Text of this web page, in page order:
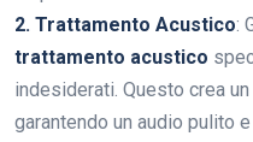
2. Trattamento Acustico:
trattamento acustico
indesiderati. Questo crea
garantendo un audio pulito